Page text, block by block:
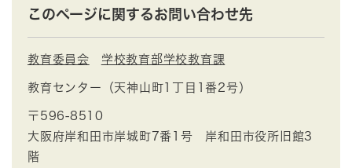
このページに関するお問い合わせ先
教育委員会 学校教育部学校教育課
教育センター（天神山町1丁目1番2号）
〒596-8510
大阪府岸和田市岸城町7番1号 岸和田市役所旧館3
階